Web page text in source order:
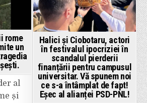
bani
publici
din
Piața
Unirii,
în
plină
criză
bugetară.
și
pentru
primarul
Punct
cu
punct,
îi
rome
un
al
și
Halici și Ciobotaru, actori
în festivalul ipocriziei în
scandalul pierderii
finanțării pentru campusul
universitar. Vă spunem noi
ce s-a întâmplat de fapt!
Eșec al alianței PSD-PNL!